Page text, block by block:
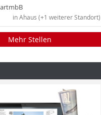
in Ahaus (+1 weiterer Standort)
Mehr Stellen